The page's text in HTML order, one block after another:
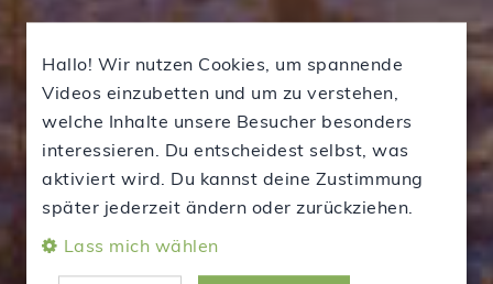
Hallo! Wir nutzen Cookies, um spannende
Videos einzubetten und um zu verstehen,
welche Inhalte unsere Besucher besonders
interessieren. Du entscheidest selbst, was
aktiviert wird. Du kannst deine Zustimmung
später jederzeit ändern oder zurückziehen.
Lass mich wählen